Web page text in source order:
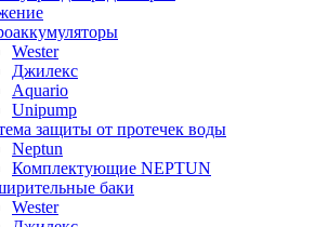
Wester
Джилекс
Aquario
Unipump
защиты от протечек воды
Neptun
Комплектующие NEPTUN
баки
Wester